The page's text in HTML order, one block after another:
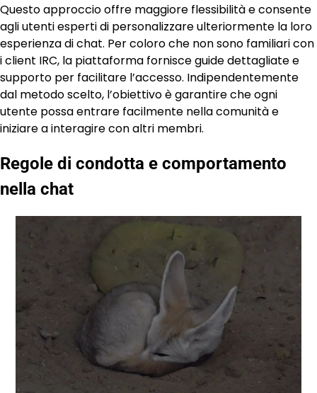
Questo approccio offre maggiore flessibilità e consente
agli utenti esperti di personalizzare ulteriormente la loro
esperienza di chat. Per coloro che non sono familiari con
i client IRC, la piattaforma fornisce guide dettagliate e
supporto per facilitare l’accesso. Indipendentemente
dal metodo scelto, l’obiettivo è garantire che ogni
utente possa entrare facilmente nella comunità e
iniziare a interagire con altri membri.
Regole di condotta e comportamento
nella chat